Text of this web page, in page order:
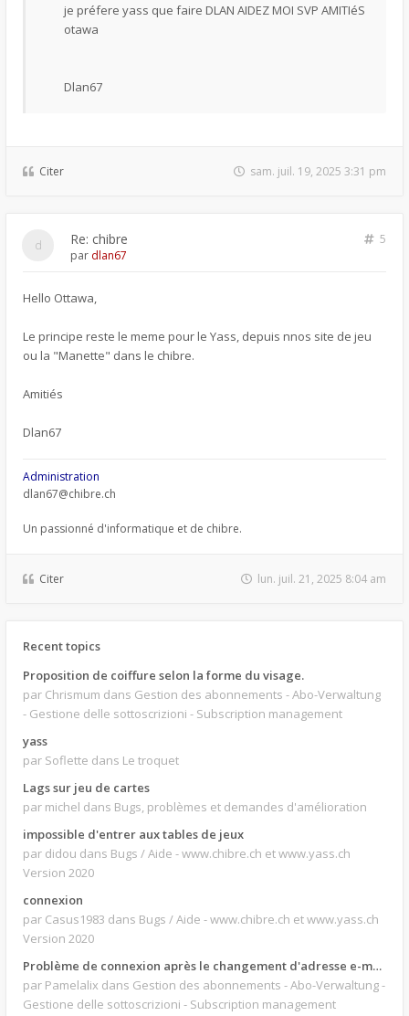
je préfere yass que faire DLAN AIDEZ MOI SVP AMITIéS
otawa
Dlan67
Citer sam. juil. 19, 2025 3:31 pm
Re: chibre
5
par dlan67
Hello Ottawa,
Le principe reste le meme pour le Yass, depuis nnos site de jeu
ou la "Manette" dans le chibre.
Amitiés
Dlan67
Administration
dlan67@chibre.ch
Un passionné d'informatique et de chibre.
Citer lun. juil. 21, 2025 8:04 am
Recent topics
Proposition de coiffure selon la forme du visage.
par Chrismum dans Gestion des abonnements - Abo-Verwaltung
- Gestione delle sottoscrizioni - Subscription management
yass
par Soflette dans Le troquet
Lags sur jeu de cartes
par michel dans Bugs, problèmes et demandes d'amélioration
impossible d'entrer aux tables de jeux
par didou dans Bugs / Aide - www.chibre.ch et www.yass.ch
Version 2020
connexion
par Casus1983 dans Bugs / Aide - www.chibre.ch et www.yass.ch
Version 2020
Problème de connexion après le changement d'adresse e-mail.
par Pamelalix dans Gestion des abonnements - Abo-Verwaltung -
Gestione delle sottoscrizioni - Subscription management